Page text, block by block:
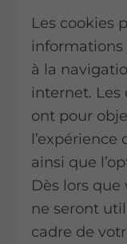
Les cookies
informations
à la
internet. Les
ont pour
ainsi que
Dès lors que
ne seront
cadre de